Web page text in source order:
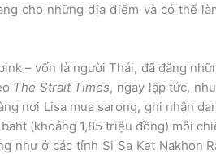
cho những địa điểm và có thể
– vốn là người Thái, đã đăng
The Strait Times, ngay lập tức,
nơi Lisa mua sarong, ghi nhận
(khoảng 1,85 triệu đồng) mỗi
như ở các tỉnh Si Sa Ket Nakhon